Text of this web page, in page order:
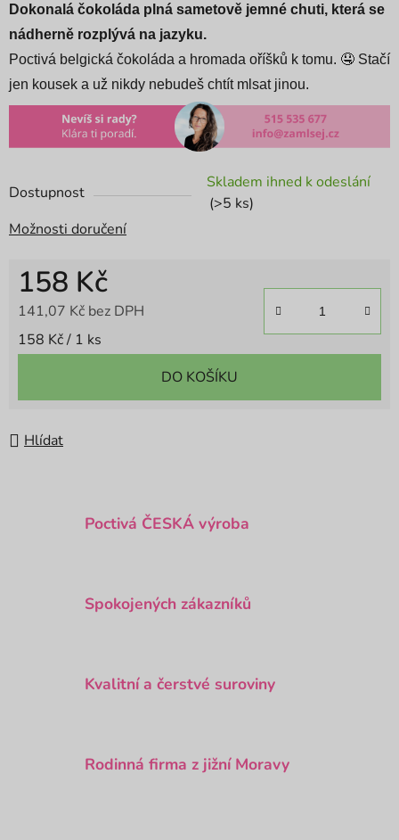
Dokonalá čokoláda plná sametově jemné chuti, která se
nádherně rozplývá na jazyku.
Poctivá belgická čokoláda a hromada oříšků k tomu. 🤤 Stačí
jen kousek a už nikdy nebudeš chtít mlsat jinou.
Dostupnost
Skladem ihned k odeslání
(>5 ks)
Možnosti doručení
158 Kč
141,07 Kč bez DPH
Měrná cena:
158 Kč / 1 ks
DO KOŠÍKU
Hlídat
Poctivá ČESKÁ výroba
Spokojených zákazníků
Kvalitní a čerstvé suroviny
Rodinná firma z jižní Moravy